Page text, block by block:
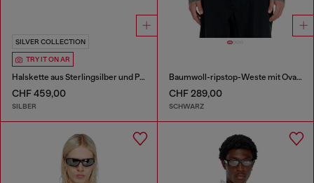
SILVER COLLECTION
TRY IT ON AR
Halskette aus Sterlingsilber und Perlen
CHF 459,00
SILBER
Baumwoll-ripstop-Weste mit Oval D patch
CHF 289,00
SCHWARZ